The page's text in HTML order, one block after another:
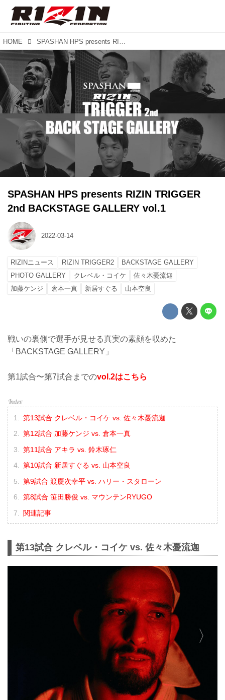
HOME SPASHAN HPS presents RIZIN TRIGGER 2nd BACKSTAGE GALLERY vol.1
SPASHAN HPS presents RIZIN TRIGGER
2nd BACKSTAGE GALLERY vol.1
2022-03-14
RIZINニュース RIZIN TRIGGER2
BACKSTAGE GALLERY
PHOTO GALLERY
クレベル・コイケ
佐々木憂流迦
加藤ケンジ
倉本一真 新居すぐる 山本空良
戦いの裏側で選手が見せる真実の素顔を収めた
「BACKSTAGE GALLERY」
第1試合〜第7試合までのvol.2はこちら
第13試合 クレベル・コイケ vs. 佐々木憂流迦
第12試合 加藤ケンジ vs. 倉本一真
第11試合 アキラ vs. 鈴木琢仁
第10試合 新居すぐる vs. 山本空良
第9試合 渡慶次幸平 vs. ハリー・スタローン
第8試合 笹田勝俊 vs. マウンテンRYUGO
関連記事
第13試合 クレベル・コイケ vs. 佐々木憂流迦